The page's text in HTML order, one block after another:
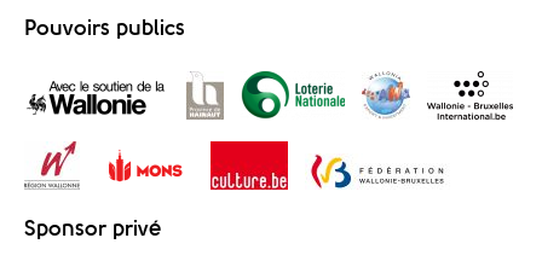
Pouvoirs publics
Sponsor privé